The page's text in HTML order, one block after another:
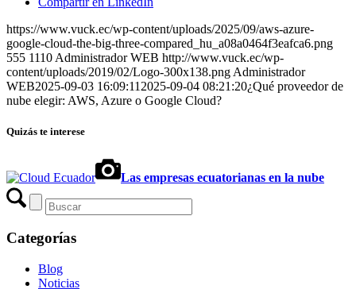
https://www.vuck.ec/wp-content/uploads/2025/09/aws-azure-
google-cloud-the-big-three-compared_hu_a08a0464f3eafca6.png
555 1110 Administrador WEB http://www.vuck.ec/wp-
content/uploads/2019/02/Logo-300x138.png Administrador
WEB2025-09-03 16:09:11 2025-09-04 08:21:20¿Qué proveedor de
nube elegir: AWS, Azure o Google Cloud?
Quizás te interese
Las empresas ecuatorianas en la nube
Categorías
Blog
Noticias